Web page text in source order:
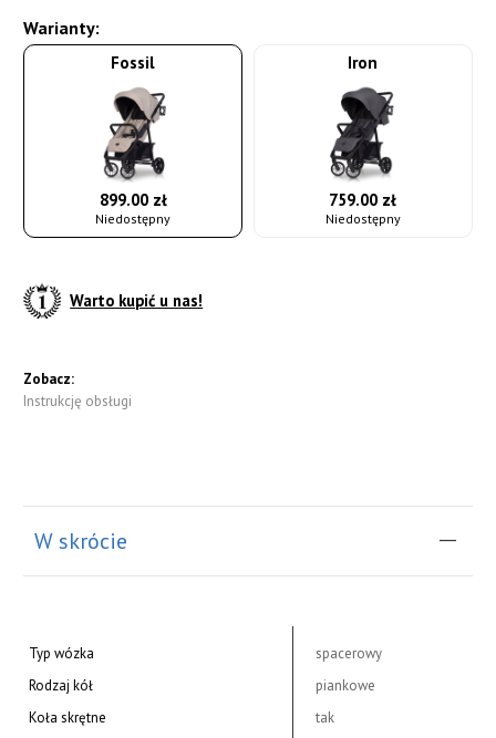
Warianty:
Fossil
899.00 zł
Niedostępny
Iron
759.00 zł
Niedostępny
Warto kupić u nas!
Zobacz:
Instrukcję obsługi
W skrócie
Typ wózka
spacerowy
Rodzaj kół
piankowe
Koła skrętne
tak